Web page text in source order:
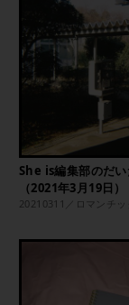
She is編集部のだ
（2021年3月19日）
20210311／ロマンチッ